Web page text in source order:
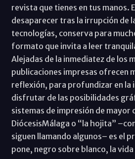
revista que tienes en tus manos.
desaparecer tras la irrupción de
tecnologías, conserva para
formato que invita a leer
Alejadas de la inmediatez de los
publicaciones impresas ofrecen
reflexión, para profundizar en la
disfrutar de las posibilidades
sistemas de impresión de mayor
DiócesisMálaga o “la hojita”
siguen llamando algunos– es el
pone, negro sobre blanco, la vida